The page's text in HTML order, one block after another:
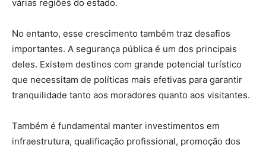
várias regiões do estado.
No entanto, esse crescimento também traz desafios
importantes. A segurança pública é um dos principais
deles. Existem destinos com grande potencial turístico
que necessitam de políticas mais efetivas para garantir
tranquilidade tanto aos moradores quanto aos visitantes.
Também é fundamental manter investimentos em
infraestrutura, qualificação profissional, promoção dos